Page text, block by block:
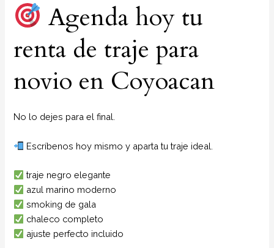
Agenda hoy tu
renta de traje para
novio en Coyoacan
No lo dejes para el final.
Escríbenos hoy mismo y aparta tu traje ideal.
traje negro elegante
azul marino moderno
smoking de gala
chaleco completo
ajuste perfecto incluido